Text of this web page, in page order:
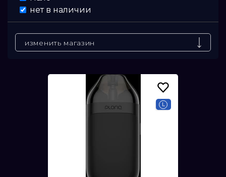
От
До
нет в наличии
изменить магазин